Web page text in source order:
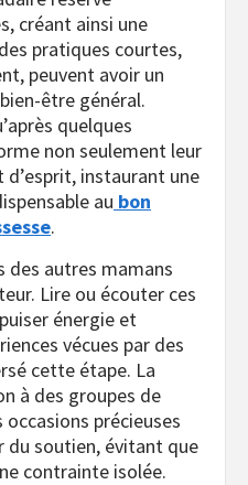
créant ainsi une
pratiques courtes,
peuvent avoir un
être général.
quelques
non seulement leur
instaurant une
au bon
.
des autres mamans
Lire ou écouter ces
énergie et
vécues par des
cette étape. La
à des groupes de
précieuses
du soutien, évitant que
contrainte isolée.